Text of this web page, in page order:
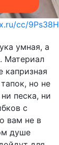
cc/9Ps38H
умная, а
Материал
но не
песка, ни
с
вам не в
душе